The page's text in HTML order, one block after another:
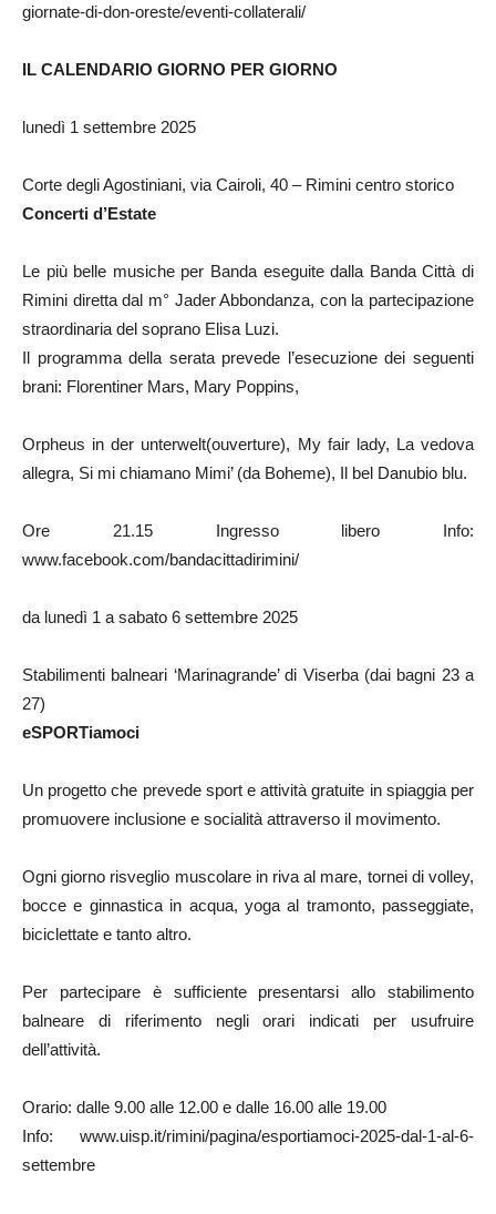
giornate-di-don-oreste/eventi-collaterali/
IL CALENDARIO GIORNO PER GIORNO
lunedì 1 settembre 2025
Corte degli Agostiniani, via Cairoli, 40 – Rimini centro storico
Concerti d’Estate
Le più belle musiche per Banda eseguite dalla Banda Città di
Rimini diretta dal m° Jader Abbondanza, con la partecipazione
straordinaria del soprano Elisa Luzi.
Il programma della serata prevede l’esecuzione dei seguenti
brani: Florentiner Mars, Mary Poppins,
Orpheus in der unterwelt(ouverture), My fair lady, La vedova
allegra, Si mi chiamano Mimi’ (da Boheme), Il bel Danubio blu.
Ore 21.15 Ingresso libero Info:
www.facebook.com/bandacittadirimini/
da lunedì 1 a sabato 6 settembre 2025
Stabilimenti balneari ‘Marinagrande’ di Viserba (dai bagni 23 a
27)
eSPORTiamoci
Un progetto che prevede sport e attività gratuite in spiaggia per
promuovere inclusione e socialità attraverso il movimento.
Ogni giorno risveglio muscolare in riva al mare, tornei di volley,
bocce e ginnastica in acqua, yoga al tramonto, passeggiate,
biciclettate e tanto altro.
Per partecipare è sufficiente presentarsi allo stabilimento
balneare di riferimento negli orari indicati per usufruire
dell’attività.
Orario: dalle 9.00 alle 12.00 e dalle 16.00 alle 19.00
Info: www.uisp.it/rimini/pagina/esportiamoci-2025-dal-1-al-6-
settembre